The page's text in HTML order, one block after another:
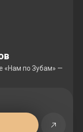
«Нам по Зубам» —